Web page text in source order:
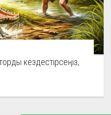
кездестірсеңіз,